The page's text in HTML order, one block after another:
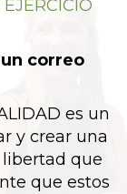
correo
es un
y crear una
que
que estos